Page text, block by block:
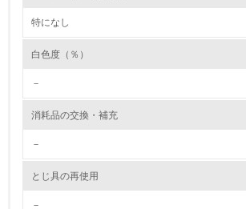
境対策を理解し、実践している
環境活動に関する規格やプログラムを導入している
第三者認証を取得している
特になし
白色度（％）
－
消耗品の交換・補充
－
とじ具の再使用
－